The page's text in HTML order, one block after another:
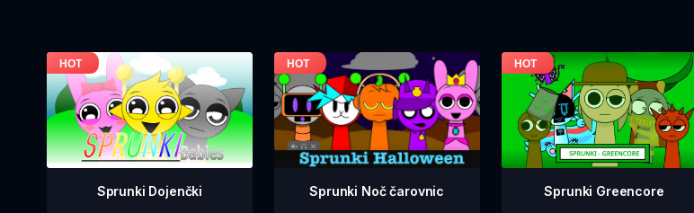
Sprunki Dojenčki Sprunki Noč čarovnic Sprunki Greencore